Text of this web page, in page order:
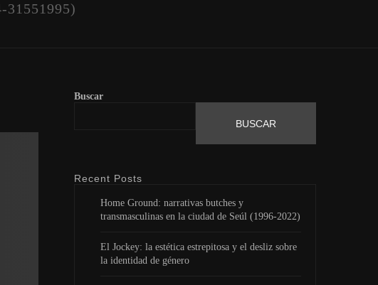
31551995)
Buscar
BUSCAR
Recent Posts
Home Ground: narrativas butches y
transmasculinas en la ciudad de Seúl (1996-2022)
El Jockey: la estética estrepitosa y el desliz sobre
la identidad de género